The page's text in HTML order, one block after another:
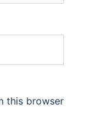
this browser